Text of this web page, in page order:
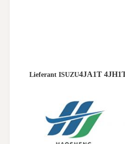
Lieferant ISUZU4JA1T